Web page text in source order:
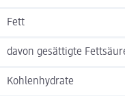
Fett
davon gesättigte
Kohlenhydrate